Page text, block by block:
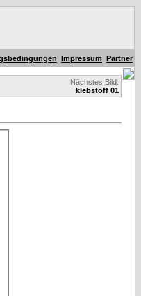
Impressum Partner
Nächstes Bild:
klebstoff 01